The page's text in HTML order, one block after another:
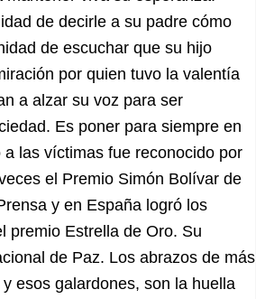
de decirle a su padre cómo
de escuchar que su hijo
por quien tuvo la valentía
a alzar su voz para ser
Es poner para siempre en
las víctimas fue reconocido por
el Premio Simón Bolívar de
y en España logró los
premio Estrella de Oro. Su
de Paz. Los abrazos de más
esos galardones, son la huella